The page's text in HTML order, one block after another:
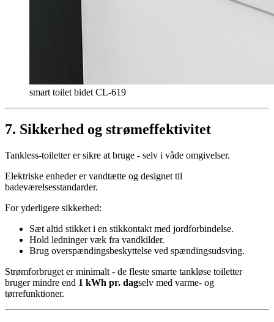
smart toilet bidet CL-619
7. Sikkerhed og strømeffektivitet
Tankless-toiletter er sikre at bruge - selv i våde omgivelser.
Elektriske enheder er vandtætte og designet til
badeværelsesstandarder.
For yderligere sikkerhed:
Sæt altid stikket i en stikkontakt med jordforbindelse.
Hold ledninger væk fra vandkilder.
Brug overspændingsbeskyttelse ved spændingsudsving.
Strømforbruget er minimalt - de fleste smarte tankløse toiletter
bruger mindre end 1 kWh pr. dagselv med varme- og
tørrefunktioner.